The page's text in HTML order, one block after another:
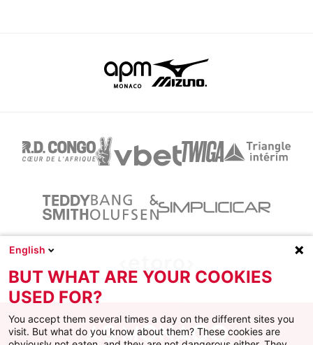
English
BUT WHAT ARE YOUR COOKIES
USED FOR?
You accept them several times a day on the different sites you
visit. But what do you know about them? These cookies are